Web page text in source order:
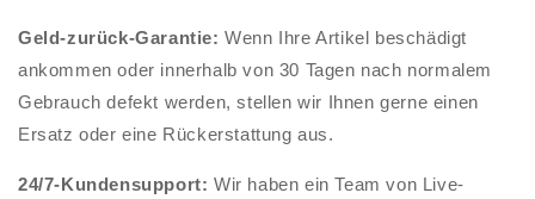
Geld-zurück-Garantie: Wenn Ihre Artikel beschädigt
ankommen oder innerhalb von 30 Tagen nach normalem
Gebrauch defekt werden, stellen wir Ihnen gerne einen
Ersatz oder eine Rückerstattung aus.
24/7-Kundensupport: Wir haben ein Team von Live-